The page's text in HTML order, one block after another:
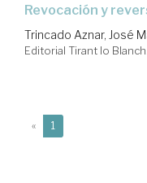
Revocación y
Trincado Aznar, José
Editorial Tirant lo
« 1